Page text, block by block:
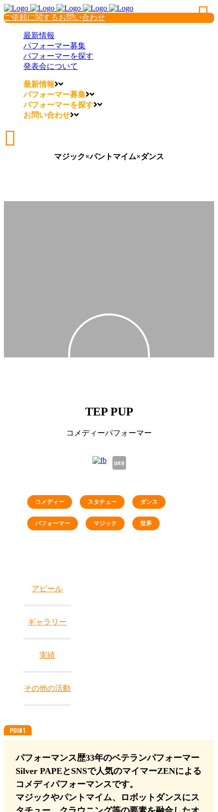
ご依頼に関するお問い合わせ
最新情報
パフォーマー募集
パフォーマーを探す
発表会について
最新情報
パフォーマー募集
パフォーマーを探す
お問い合わせ
マジック×パントマイム×ダンス
TEP PUP
コメディーパフォーマー
コメディー スタチュー ダンス
パフォーマー マジック 世界
アピール
ギャラリー
実績
その他の活動
パフォーマンス歴33年のベテランパフォーマー
Silver PAPEとSNSで人気のマイマーZENによる
コメディパフォーマンスです。
マジックやパントマイム、ロボットダンスにス